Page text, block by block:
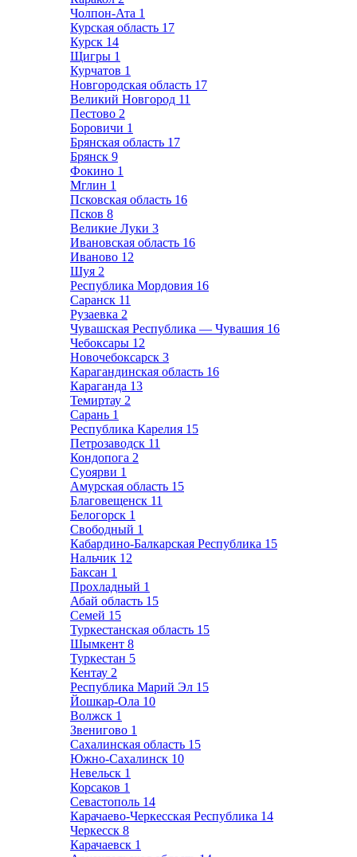
Чолпон-Ата 1
Курская область 17
Курск 14
Щигры 1
Курчатов 1
Новгородская область 17
Великий Новгород 11
Пестово 2
Боровичи 1
Брянская область 17
Брянск 9
Фокино 1
Мглин 1
Псковская область 16
Псков 8
Великие Луки 3
Ивановская область 16
Иваново 12
Шуя 2
Республика Мордовия 16
Саранск 11
Рузаевка 2
Чувашская Республика — Чувашия 16
Чебоксары 12
Новочебоксарск 3
Карагандинская область 16
Караганда 13
Темиртау 2
Сарань 1
Республика Карелия 15
Петрозаводск 11
Кондопога 2
Суоярви 1
Амурская область 15
Благовещенск 11
Белогорск 1
Свободный 1
Кабардино-Балкарская Республика 15
Нальчик 12
Баксан 1
Прохладный 1
Абай область 15
Семей 15
Туркестанская область 15
Шымкент 8
Туркестан 5
Кентау 2
Республика Марий Эл 15
Йошкар-Ола 10
Волжск 1
Звенигово 1
Сахалинская область 15
Южно-Сахалинск 10
Невельск 1
Корсаков 1
Севастополь 14
Карачаево-Черкесская Республика 14
Черкесск 8
Карачаевск 1